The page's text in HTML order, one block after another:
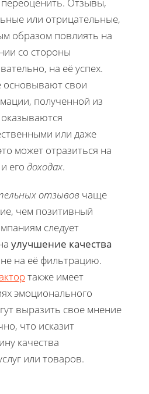
Отзывы,
или отрицательные,
образом повлиять на
со стороны
на её успех.
основывают свои
полученной из
или даже
может отразиться на
его доходах.
отзывов чаще
чем позитивный
следует
улучшение качества
не на её фильтрацию.
также имеет
эмоционального
выразить свое мнение
что исказит
качества
или товаров.